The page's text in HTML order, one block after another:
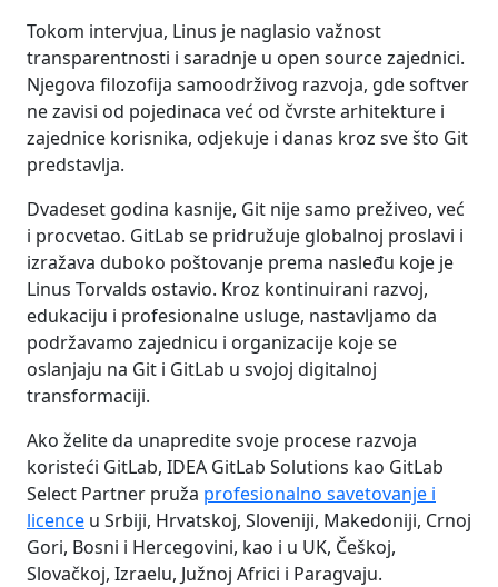
Tokom intervjua, Linus je naglasio važnost
transparentnosti i saradnje u open source zajednici.
Njegova filozofija samoodrživog razvoja, gde softver
ne zavisi od pojedinaca već od čvrste arhitekture i
zajednice korisnika, odjekuje i danas kroz sve što Git
predstavlja.
Dvadeset godina kasnije, Git nije samo preživeo, već
i procvetao. GitLab se pridružuje globalnoj proslavi i
izražava duboko poštovanje prema nasleđu koje je
Linus Torvalds ostavio. Kroz kontinuirani razvoj,
edukaciju i profesionalne usluge, nastavljamo da
podržavamo zajednicu i organizacije koje se
oslanjaju na Git i GitLab u svojoj digitalnoj
transformaciji.
Ako želite da unapredite svoje procese razvoja
koristeći GitLab, IDEA GitLab Solutions kao GitLab
Select Partner pruža profesionalno savetovanje i
licence u Srbiji, Hrvatskoj, Sloveniji, Makedoniji, Crnoj
Gori, Bosni i Hercegovini, kao i u UK, Češkoj,
Slovačkoj, Izraelu, Južnoj Africi i Paragvaju.